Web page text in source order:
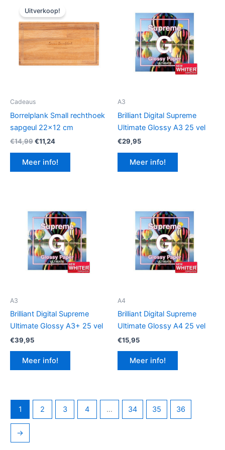
Uitverkoop!
Cadeaus
Borrelplank Small rechthoek
sapgeul 22×12 cm
€14,99Oorspronkelijke
was:
€14,99.
€11,24Huidige
is:
€11,24.
Meer info!
A3
Brilliant Digital Supreme
Ultimate Glossy A3 25 vel
€29,95
Meer info!
A3
Brilliant Digital Supreme
Ultimate Glossy A3+ 25 vel
€39,95
Meer info!
A4
Brilliant Digital Supreme
Ultimate Glossy A4 25 vel
€15,95
Meer info!
1 2 3 4 … 34 35 36
→